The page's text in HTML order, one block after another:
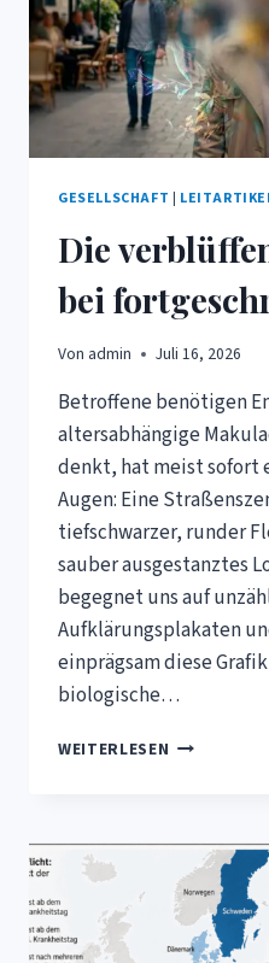
GESELLSCHAFT |
Die
bei
Von admin Juli 16, 2026
Betroffene benötigen
altersabhängige
denkt, hat meist sofort
Augen: Eine
tiefschwarzer, runder
sauber ausgestanztes
begegnet uns auf
Aufklärungsplakaten
einprägsam diese
biologische…
WEITERLESEN DIE
AMD